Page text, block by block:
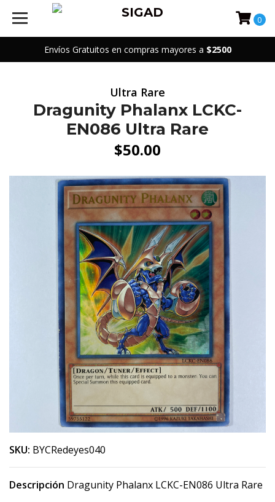
Envíos Gratuitos en compras mayores a $2500
0
Ultra Rare
Dragunity Phalanx LCKC-
EN086 Ultra Rare
$50.00
SKU: BYCRedeyes040
Descripción Dragunity Phalanx LCKC-EN086 Ultra Rare